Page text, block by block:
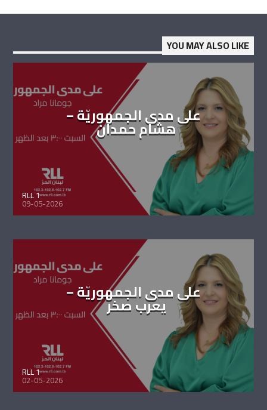
YOU MAY ALSO LIKE
على مدى الجمهوريّة –
هشام حمدان
RLL 1
09-05-2026
على مدى الجمهوريّة –
يعرب صخر
RLL 1
02-05-2026